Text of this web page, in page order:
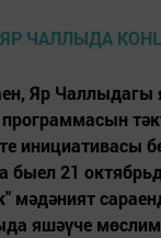
Яр
инициативасы
21
мәдәният
яшәүче